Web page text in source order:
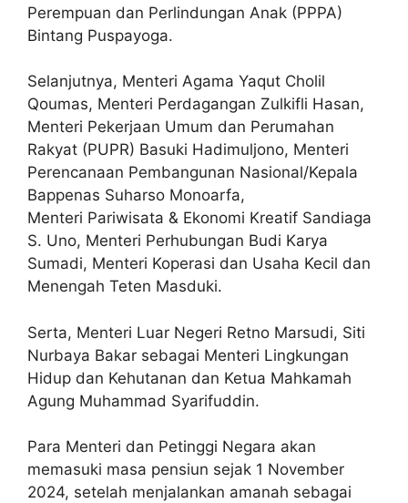
Perempuan dan Perlindungan Anak (PPPA)
Bintang Puspayoga.
Selanjutnya, Menteri Agama Yaqut Cholil
Qoumas, Menteri Perdagangan Zulkifli Hasan,
Menteri Pekerjaan Umum dan Perumahan
Rakyat (PUPR) Basuki Hadimuljono, Menteri
Perencanaan Pembangunan Nasional/Kepala
Bappenas Suharso Monoarfa,
Menteri Pariwisata & Ekonomi Kreatif Sandiaga
S. Uno, Menteri Perhubungan Budi Karya
Sumadi, Menteri Koperasi dan Usaha Kecil dan
Menengah Teten Masduki.
Serta, Menteri Luar Negeri Retno Marsudi, Siti
Nurbaya Bakar sebagai Menteri Lingkungan
Hidup dan Kehutanan dan Ketua Mahkamah
Agung Muhammad Syarifuddin.
Para Menteri dan Petinggi Negara akan
memasuki masa pensiun sejak 1 November
2024, setelah menjalankan amanah sebagai